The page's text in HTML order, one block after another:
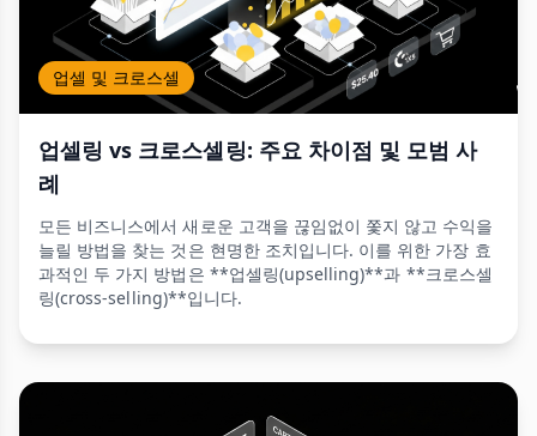
업셀 및 크로스셀
업셀링 vs 크로스셀링: 주요 차이점 및 모범 사
례
모든 비즈니스에서 새로운 고객을 끊임없이 쫓지 않고 수익을
늘릴 방법을 찾는 것은 현명한 조치입니다. 이를 위한 가장 효
과적인 두 가지 방법은 **업셀링(upselling)**과 **크로스셀
링(cross-selling)**입니다.